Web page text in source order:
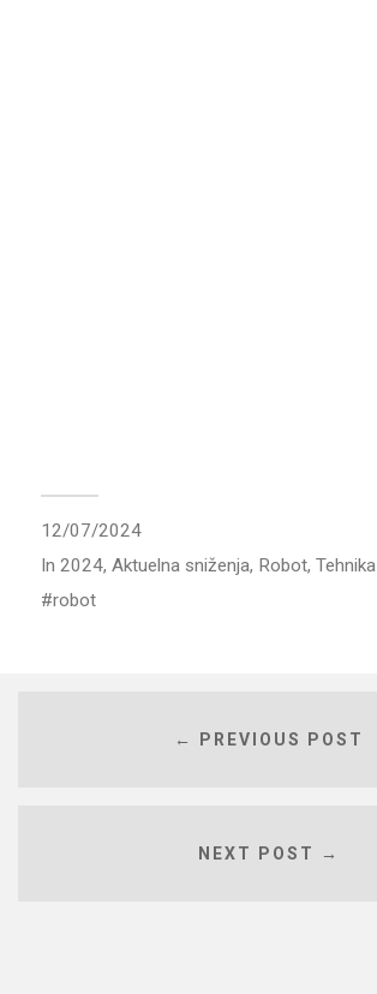
12/07/2024
In 2024, Aktuelna sniženja, Robot, Tehnika
robot
← PREVIOUS POST
NEXT POST →